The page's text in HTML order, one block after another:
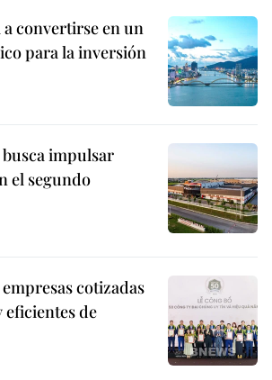
convertirse en un
para la inversión
impulsar
el segundo
cotizadas
eficientes de